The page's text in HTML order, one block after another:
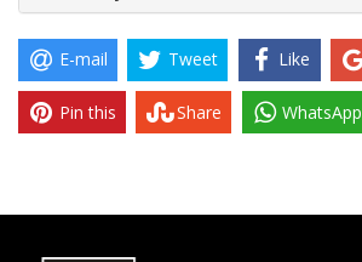
E-mail Tweet Like
Pin this Share WhatsApp